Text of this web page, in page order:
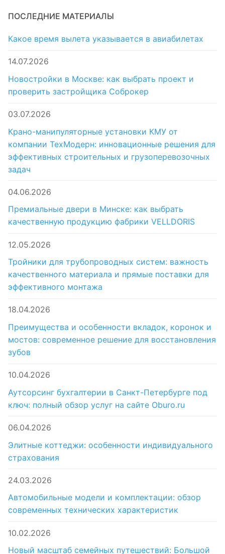
ПОСЛЕДНИЕ МАТЕРИАЛЫ
Какое время вылета указывается в авиабилетах
14.07.2026
Новостройки в Москве: как выбрать проект и
проверить застройщика Соброкер
03.07.2026
Крано-манипуляторные установки КМУ от
компании ТехМодерн: инновационные решения для
эффективных строительных и грузоперевозочных
задач
04.06.2026
Премиальные двери в Минске: как выбрать
качественную продукцию фабрики VELLDORIS
12.05.2026
Тройники для трубопроводных систем: важность
качественного материала и прямые поставки для
эффективного монтажа
18.04.2026
Преимущества и особенности вкладок, коронок и
мостов: современное решение для восстановления
зубов
10.04.2026
Аутсорсинг бухгалтерии в Санкт-Петербурге под
ключ: полный обзор услуг на сайте Oburo.ru
06.04.2026
Элитные коттеджи: особенности индивидуального
страхования
24.03.2026
Автомобильные модели и комплектации: обзор
современных технических характеристик
10.02.2026
Новый масштаб семейных путешествий: Большой